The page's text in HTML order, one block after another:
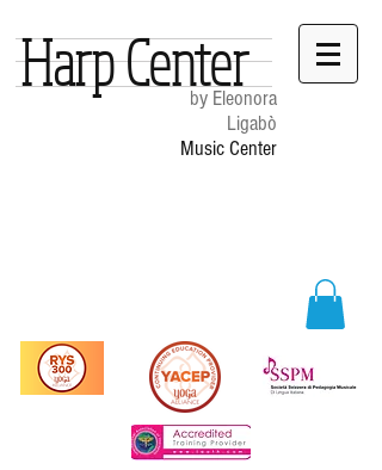
by Eleonora
Ligabò
Music Center
Harp Center